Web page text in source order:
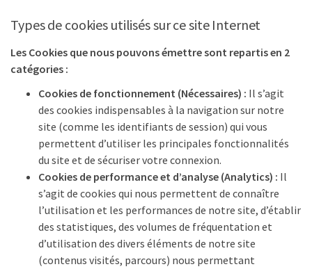
Types de cookies utilisés sur ce site Internet
Les Cookies que nous pouvons émettre sont repartis en 2
catégories :
Cookies de fonctionnement (Nécessaires) : Il s’agit
des cookies indispensables à la navigation sur notre
site (comme les identifiants de session) qui vous
permettent d’utiliser les principales fonctionnalités
du site et de sécuriser votre connexion.
Cookies de performance et d’analyse (Analytics) : Il
s’agit de cookies qui nous permettent de connaître
l’utilisation et les performances de notre site, d’établir
des statistiques, des volumes de fréquentation et
d’utilisation des divers éléments de notre site
(contenus visités, parcours) nous permettant